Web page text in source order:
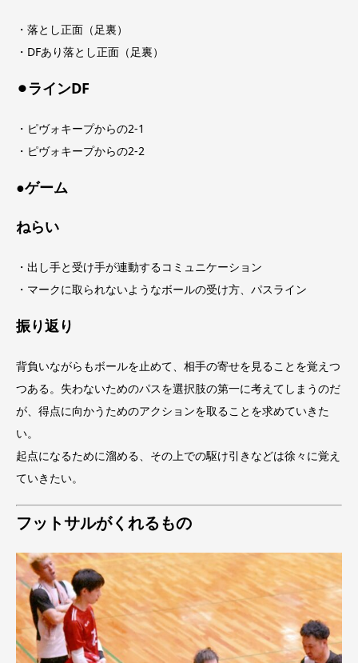
・落とし正面（足裏）
・DFあり落とし正面（足裏）
⚫︎ラインDF
・ピヴォキープからの2-1
・ピヴォキープからの2-2
●ゲーム
ねらい
・出し手と受け手が連動するコミュニケーション
・マークに取られないようなボールの受け方、パスライン
振り返り
背負いながらもボールを止めて、相手の寄せを見ることを覚えつ
つある。失わないためのパスを選択肢の第一に考えてしまうのだ
が、得点に向かうためのアクションを取ることを求めていきた
い。
起点になるために溜める、その上での駆け引きなどは徐々に覚え
ていきたい。
フットサルがくれるもの